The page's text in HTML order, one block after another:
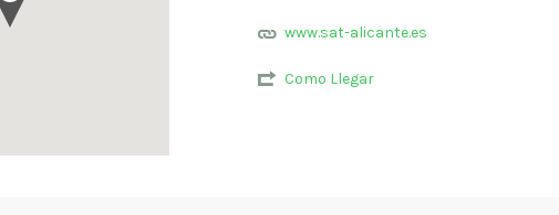
www.sat-alicante.es
Como Llegar